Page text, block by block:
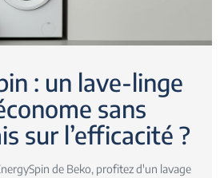
: un lave-linge
sans
sur l’efficacité ?
de Beko, profitez d'un lavage